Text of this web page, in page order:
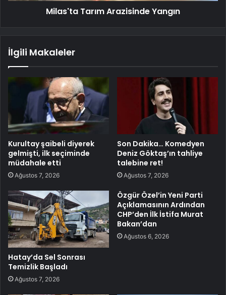
Milas'ta Tarım Arazisinde Yangın
İlgili Makaleler
Kurultay şaibeli diyerek
gelmişti, ilk seçiminde
müdahale etti
Ağustos 7, 2026
Son Dakika… Komedyen
Deniz Göktaş’ın tahliye
talebine ret!
Ağustos 7, 2026
Hatay’da Sel Sonrası
Temizlik Başladı
Ağustos 7, 2026
Özgür Özel’in Yeni Parti
Açıklamasının Ardından
CHP’den İlk İstifa Murat
Bakan’dan
Ağustos 6, 2026